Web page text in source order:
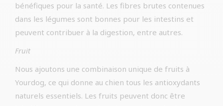
bénéfiques pour la santé. Les fibres brutes contenues
dans les légumes sont bonnes pour les intestins et
peuvent contribuer à la digestion, entre autres.
Fruit
Nous ajoutons une combinaison unique de fruits à
Yourdog, ce qui donne au chien tous les antioxydants
naturels essentiels. Les fruits peuvent donc être